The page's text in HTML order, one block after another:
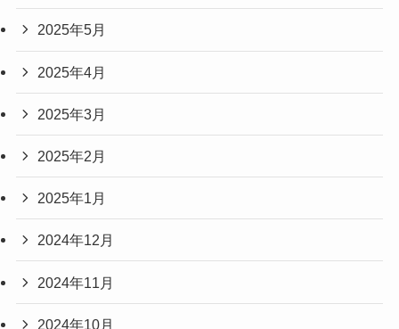
2025年5月
2025年4月
2025年3月
2025年2月
2025年1月
2024年12月
2024年11月
2024年10月